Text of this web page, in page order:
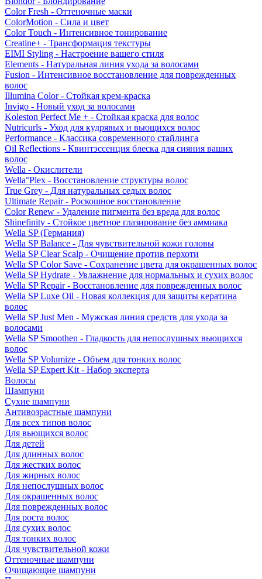
Color Fresh - Оттеночные маски
ColorMotion - Сила и цвет
Color Touch - Интенсивное тонирование
Creatine+ - Трансформация текстуры
EIMI Styling - Настроение вашего стиля
Elements - Натуральная линия ухода за волосами
Fusion - Интенсивное восстановление для поврежденных
волос
Illumina Color - Стойкая крем-краска
Invigo - Новый уход за волосами
Koleston Perfect Me + - Стойкая краска для волос
Nutricurls - Уход для кудрявых и вьющихся волос
Performance - Классика современного стайлинга
Oil Reflections - Квинтэссенция блеска для сияния ваших
волос
Wella - Окислители
Wella°Plex - Восстановление структуры волос
True Grey - Для натуральных седых волос
Ultimate Repair - Роскошное восстановление
Color Renew - Удаление пигмента без вреда для волос
Shinefinity - Стойкое цветное глазирование без аммиака
Wella SP (Германия)
Wella SP Balance - Для чувствительной кожи головы
Wella SP Clear Scalp - Очищение против перхоти
Wella SP Color Save - Сохранение цвета для окрашенных волос
Wella SP Hydrate - Увлажнение для нормальных и сухих волос
Wella SP Repair - Восстановление для поврежденных волос
Wella SP Luxe Oil - Новая коллекция для защиты кератина
волос
Wella SP Just Men - Мужская линия средств для ухода за
волосами
Wella SP Smoothen - Гладкость для непослушных вьющихся
волос
Wella SP Volumize - Объем для тонких волос
Wella SP Expert Kit - Набор эксперта
Волосы
Шампуни
Сухие шампуни
Антивозрастные шампуни
Для всех типов волос
Для вьющихся волос
Для детей
Для длинных волос
Для жестких волос
Для жирных волос
Для непослушных волос
Для окрашенных волос
Для поврежденных волос
Для роста волос
Для сухих волос
Для тонких волос
Для чувствительной кожи
Оттеночные шампуни
Очищающие шампуни